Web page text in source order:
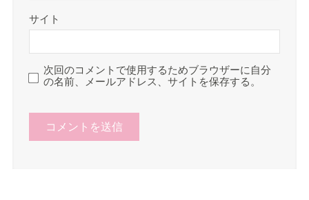
サイト
次回のコメントで使用するためブラウザーに自分
の名前、メールアドレス、サイトを保存する。